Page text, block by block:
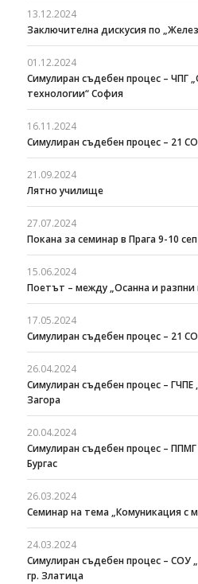
13.12.2024
Заключителна дискусия по
01.12.2024
Симулиран съдебен процес – ЧПГ
технологии“ София
16.11.2024
Симулиран съдебен процес – 21
21.09.2024
Лятно училище
27.07.2024
Покана за семинар в Прага 9-10
15.06.2024
Поетът – между „Осанна и разпни
17.05.2024
Симулиран съдебен процес – 21
26.04.2024
Симулиран съдебен процес – ГЧПЕ
Загора
20.04.2024
Симулиран съдебен процес –
Бургас
26.03.2024
Семинар на тема „Комуникация с
24.03.2024
Симулиран съдебен процес – СОУ
гр. Златица